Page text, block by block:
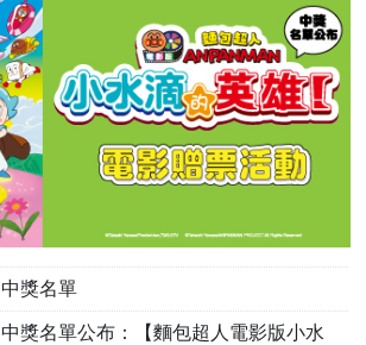
中獎名單
中獎名單公布：【麵包超人電影版小水